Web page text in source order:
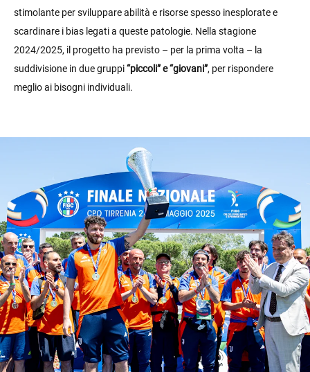
stimolante per sviluppare abilità e risorse spesso inesplorate e
scardinare i bias legati a queste patologie. Nella stagione
2024/2025, il progetto ha previsto – per la prima volta – la
suddivisione in due gruppi“piccoli” e “giovani”, per rispondere
meglio ai bisogni individuali.